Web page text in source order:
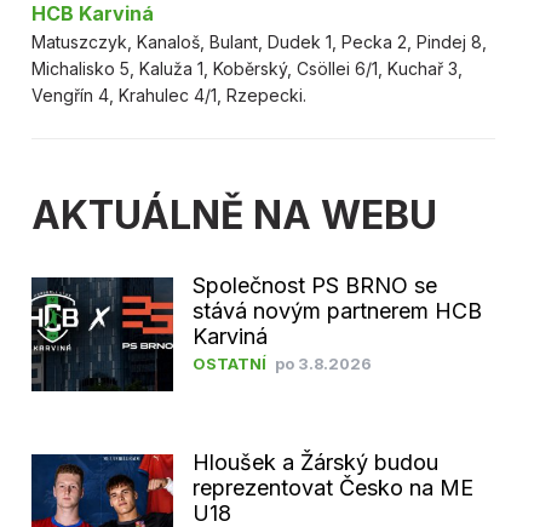
HCB Karviná
Matuszczyk, Kanaloš, Bulant, Dudek 1, Pecka 2, Pindej 8,
Michalisko 5, Kaluža 1, Koběrský, Csöllei 6/1, Kuchař 3,
Vengřín 4, Krahulec 4/1, Rzepecki.
AKTUÁLNĚ NA WEBU
Společnost PS BRNO se
stává novým partnerem HCB
Karviná
OSTATNÍ po 3.8.2026
Hloušek a Žárský budou
reprezentovat Česko na ME
U18